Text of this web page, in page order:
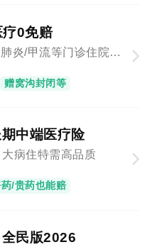
0免赔
400万保额，肺炎/甲流等门诊住院1元起赔
赠窝沟封闭等
中端医疗险
病住特需高品质
/贵药也能赔
民版2026